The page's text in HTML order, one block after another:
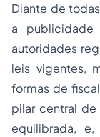
Diante de
a
autoridades
leis vigentes,
formas de
pilar central de
equilibrada,